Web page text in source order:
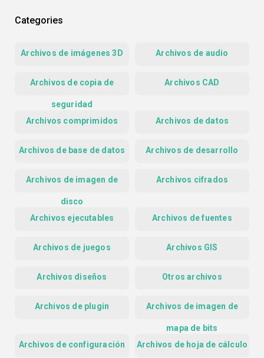
Categories
Archivos de imágenes 3D Archivos de audio
Archivos de copia de
seguridad
Archivos CAD
Archivos comprimidos Archivos de datos
Archivos de base de datos Archivos de desarrollo
Archivos de imagen de
disco
Archivos cifrados
Archivos ejecutables Archivos de fuentes
Archivos de juegos Archivos GIS
Archivos diseños Otros archivos
Archivos de plugin Archivos de imagen de
mapa de bits
Archivos de configuración
Archivos de hoja de cálculo